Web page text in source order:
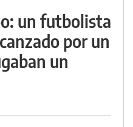
un futbolista
por un
un